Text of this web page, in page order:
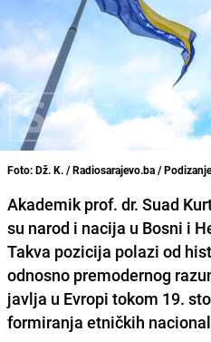
Foto: Dž. K. / Radiosarajevo.ba /
Akademik prof. dr. Suad
su narod i nacija u Bosni i
Takva pozicija polazi od
odnosno premodernog
javlja u Evropi tokom 19.
formiranja etničkih